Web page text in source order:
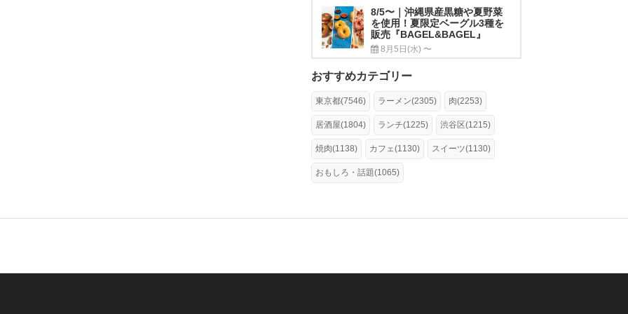
8/5〜｜沖縄県産黒糖や夏野菜
を使用！夏限定ベーグル3種を
販売『BAGEL&BAGEL』
8月5日(水) 〜
おすすめカテゴリー
東京都(7546) ラーメン(2305) 肉(2253)
居酒屋(1804) ランチ(1225) 渋谷区(1215)
焼肉(1138) カフェ(1130) スイーツ(1130)
おもしろ・話題(1065)